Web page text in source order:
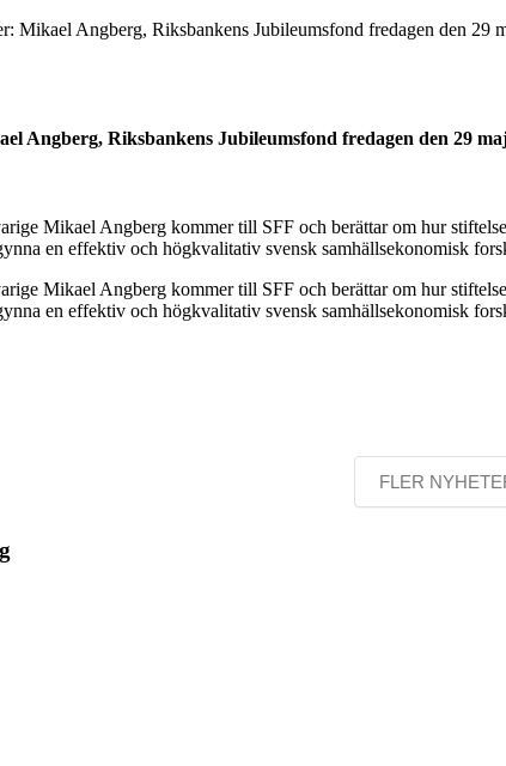
Mikael Angberg, Riksbankens Jubileumsfond fredagen den 29
Angberg, Riksbankens Jubileumsfond fredagen den 29
Mikael Angberg kommer till SFF och berättar om hur
en effektiv och högkvalitativ svensk samhällsekonomisk
Mikael Angberg kommer till SFF och berättar om hur
en effektiv och högkvalitativ svensk samhällsekonomisk
FLER